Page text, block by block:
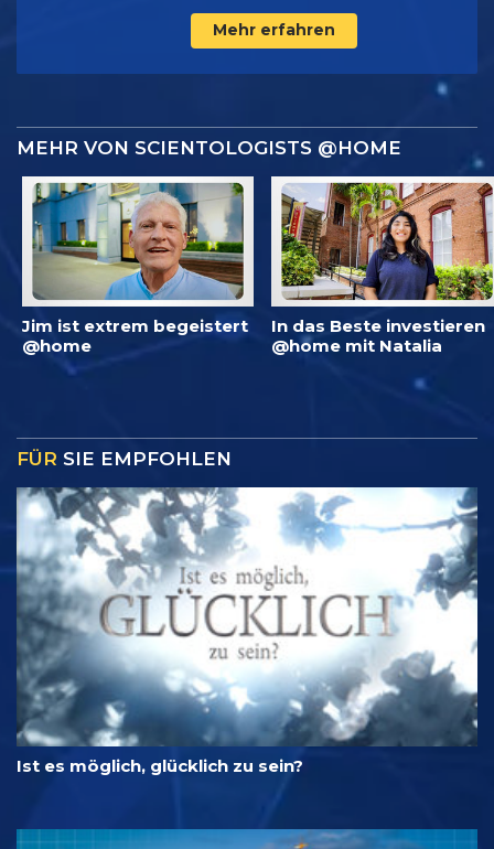
Mehr erfahren
MEHR VON SCIENTOLOGISTS @HOME
Jim ist extrem begeistert
@home
In das Beste investieren
@home mit Natalia
FÜR SIE EMPFOHLEN
Ist es möglich, glücklich zu sein?